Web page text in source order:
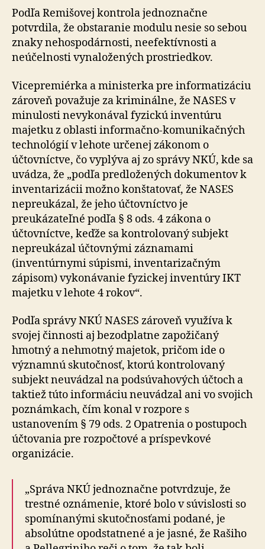
Podľa Remišovej kontrola jednoznačne
potvrdila, že obstaranie modulu nesie so sebou
znaky nehospodárnosti, neefektívnosti a
neúčelnosti vynaložených prostriedkov.
Vicepremiérka a ministerka pre informatizáciu
zároveň považuje za kriminálne, že NASES v
minulosti nevykonával fyzickú inventúru
majetku z oblasti informačno-komunikačných
technológií v lehote určenej zákonom o
účtovníctve, čo vyplýva aj zo správy NKÚ, kde sa
uvádza, že „podľa predložených dokumentov k
inventarizácii možno konštatovať, že NASES
nepreukázal, že jeho účtovníctvo je
preukázateľné podľa § 8 ods. 4 zákona o
účtovníctve, keďže sa kontrolovaný subjekt
nepreukázal účtovnými záznamami
(inventúrnymi súpismi, inventarizačným
zápisom) vykonávanie fyzickej inventúry IKT
majetku v lehote 4 rokov“.
Podľa správy NKÚ NASES zároveň využíva k
svojej činnosti aj bezodplatne zapožičaný
hmotný a nehmotný majetok, pričom ide o
významnú skutočnosť, ktorú kontrolovaný
subjekt neuvádzal na podsúvahových účtoch a
taktiež túto informáciu neuvádzal ani vo svojich
poznámkach, čím konal v rozpore s
ustanovením § 79 ods. 2 Opatrenia o postupoch
účtovania pre rozpočtové a príspevkové
organizácie.
„Správa NKÚ jednoznačne potvrdzuje, že
trestné oznámenie, ktoré bolo v súvislosti so
spomínanými skutočnosťami podané, je
absolútne opodstatnené a je jasné, že Rašiho